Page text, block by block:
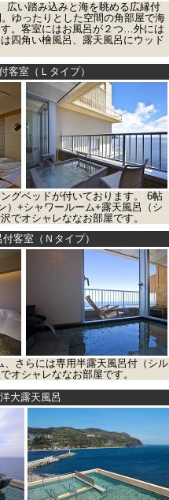
広い踏み込みと海を眺める広縁付
ゆったりとした空間の角部屋で海
。客室にはお風呂が２つ…外には
四角い檜風呂、露天風呂にウッド
客室（Ｌタイプ）
グベッドが付いております。 6帖
）+シャワールーム+露天風呂（シ
でオシャレななお部屋です。
客室（Ｎタイプ）
、さらには専用半露天風呂付（シル
オシャレななお部屋です。
大露天風呂